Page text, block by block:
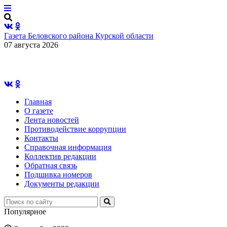
Газета Беловского района Курской области
07 августа 2026
Главная
О газете
Лента новостей
Противодействие коррупции
Контакты
Справочная информация
Коллектив редакции
Обратная связь
Подшивка номеров
Документы редакции
Популярное